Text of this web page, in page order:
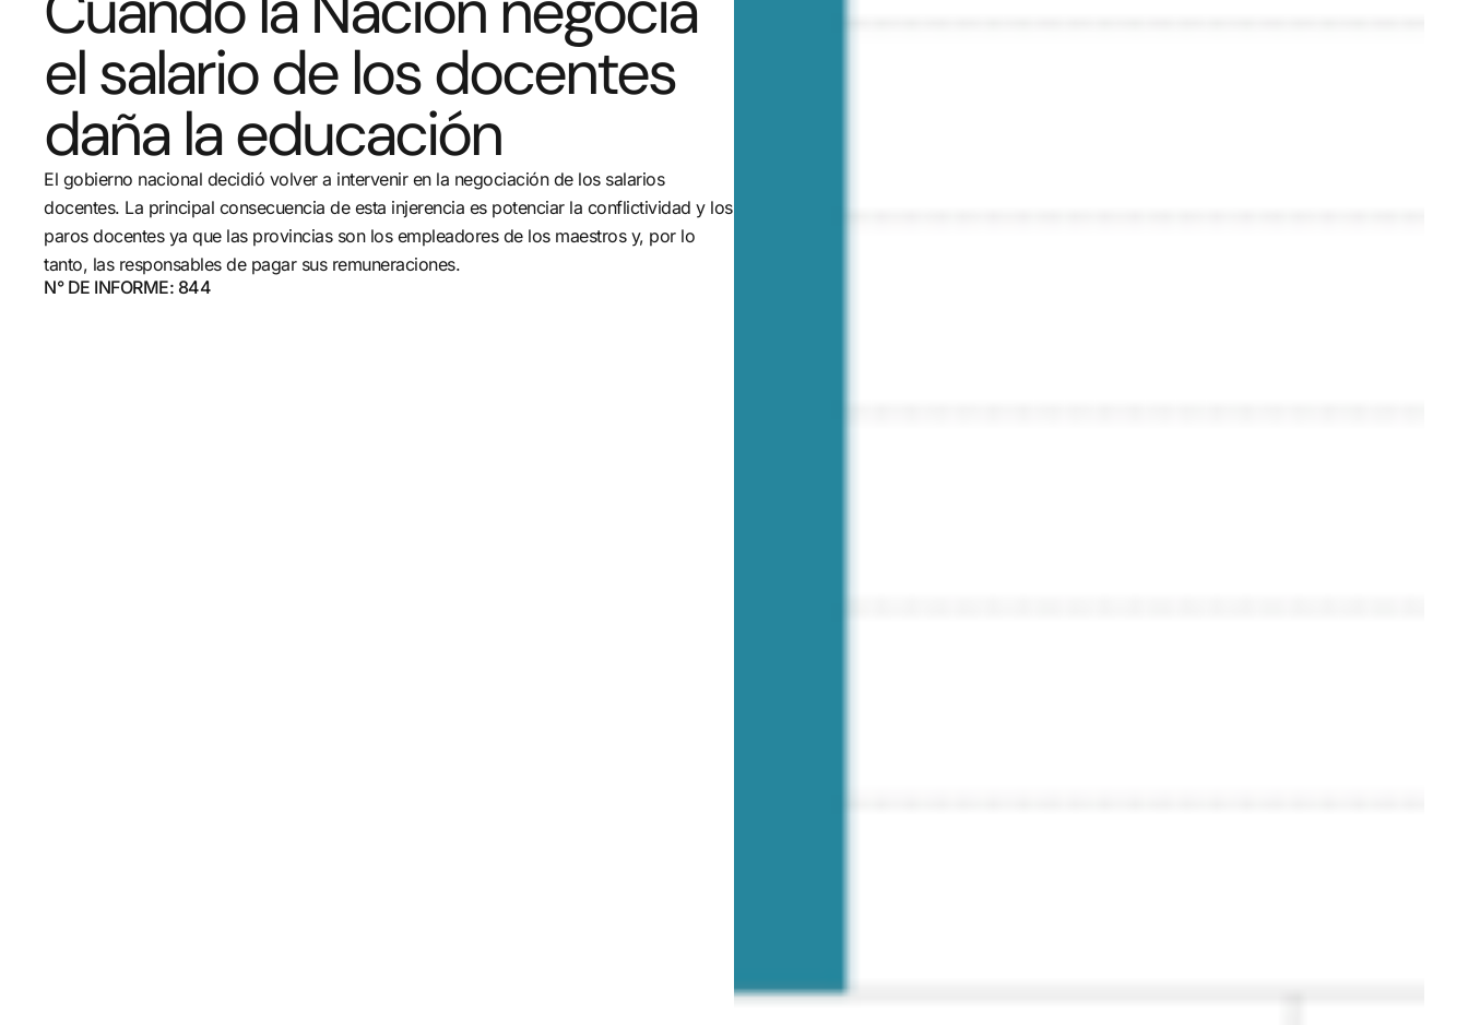
el salario de los docentes
daña la educación
El gobierno nacional decidió volver a intervenir en la negociación de los salarios
docentes. La principal consecuencia de esta injerencia es potenciar la conflictividad y los
paros docentes ya que las provincias son los empleadores de los maestros y, por lo
tanto, las responsables de pagar sus remuneraciones.
N° DE INFORME: 844